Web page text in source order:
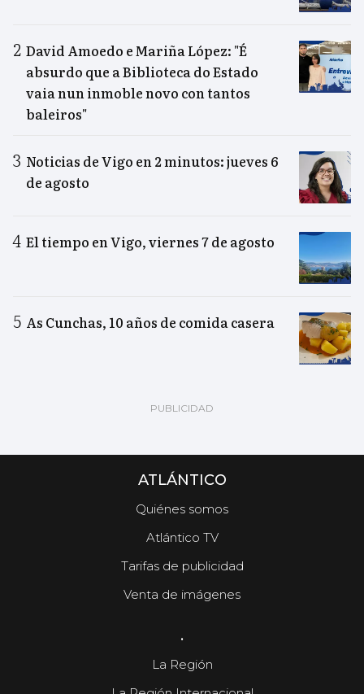
David Amoedo e Mariña López: "É
absurdo que a Biblioteca do Estado
vaia nun inmoble novo con tantos
baleiros"
Noticias de Vigo en 2 minutos: jueves 6
de agosto
El tiempo en Vigo, viernes 7 de agosto
As Cunchas, 10 años de comida casera
ATLÁNTICO
Quiénes somos
Atlántico TV
Tarifas de publicidad
Venta de imágenes
.
La Región